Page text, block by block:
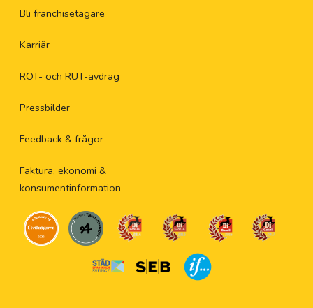
Bli franchisetagare
Karriär
ROT- och RUT-avdrag
Pressbilder
Feedback & frågor
Faktura, ekonomi &
konsumentinformation